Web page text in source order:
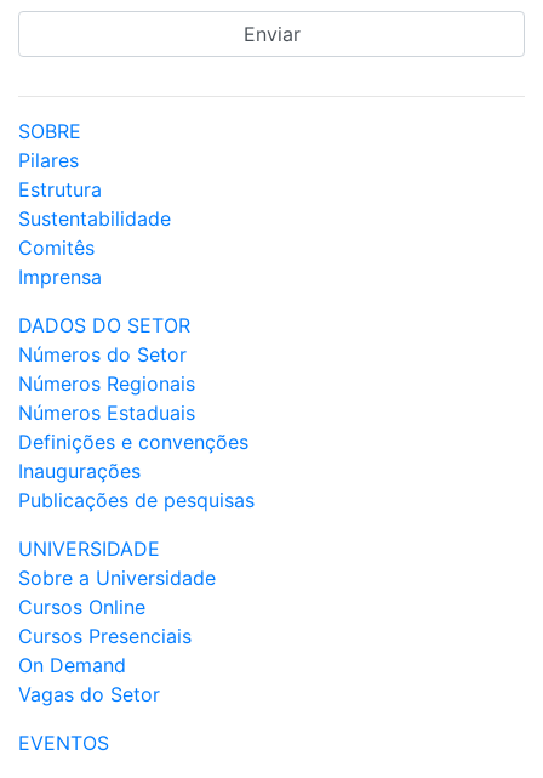
SOBRE
Pilares
Estrutura
Sustentabilidade
Comitês
Imprensa
DADOS DO SETOR
Números do Setor
Números Regionais
Números Estaduais
Definições e convenções
Inaugurações
Publicações de pesquisas
UNIVERSIDADE
Sobre a Universidade
Cursos Online
Cursos Presenciais
On Demand
Vagas do Setor
EVENTOS